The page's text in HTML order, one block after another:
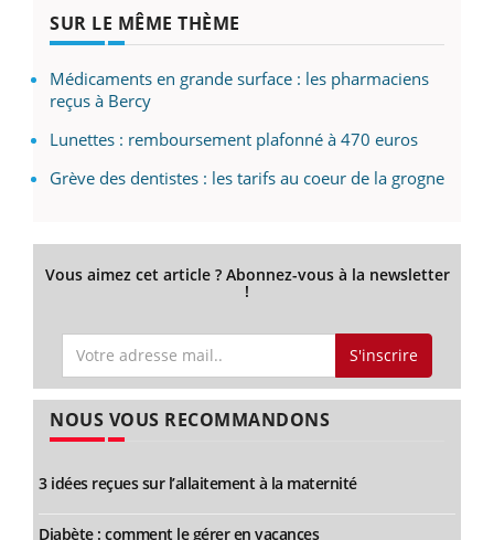
SUR LE MÊME THÈME
Médicaments en grande surface : les pharmaciens
reçus à Bercy
Lunettes : remboursement plafonné à 470 euros
Grève des dentistes : les tarifs au coeur de la grogne
Vous aimez cet article ? Abonnez-vous à la newsletter
!
S'inscrire
NOUS VOUS RECOMMANDONS
3 idées reçues sur l’allaitement à la maternité
Diabète : comment le gérer en vacances